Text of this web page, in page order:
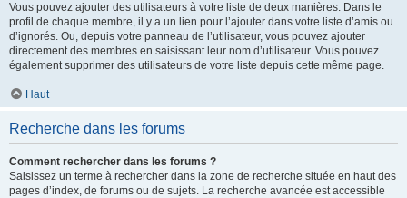
Vous pouvez ajouter des utilisateurs à votre liste de deux manières. Dans le
profil de chaque membre, il y a un lien pour l’ajouter dans votre liste d’amis ou
d’ignorés. Ou, depuis votre panneau de l’utilisateur, vous pouvez ajouter
directement des membres en saisissant leur nom d’utilisateur. Vous pouvez
également supprimer des utilisateurs de votre liste depuis cette même page.
Haut
Recherche dans les forums
Comment rechercher dans les forums ?
Saisissez un terme à rechercher dans la zone de recherche située en haut des
pages d’index, de forums ou de sujets. La recherche avancée est accessible